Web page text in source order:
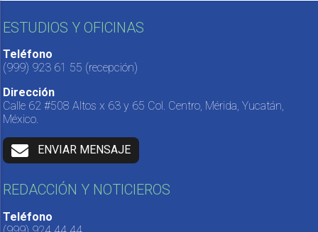
ESTUDIOS Y OFICINAS
Teléfono
(999) 923 61 55 (recepción)
Dirección
Calle 62 #508 Altos x 63 y 65 Col. Centro, Mérida, Yucatán,
México.
ENVIAR MENSAJE
REDACCIÓN Y NOTICIEROS
Teléfono